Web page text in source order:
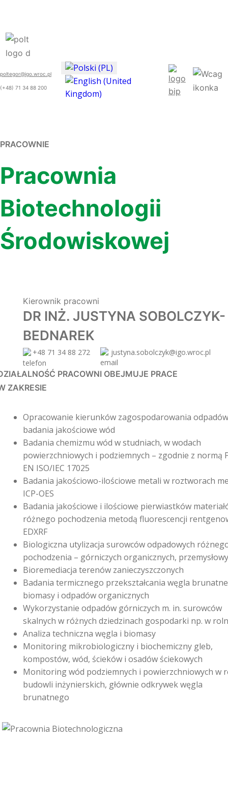
poltegor@igo.wroc.pl
(+48) 71 34 88 200
PRACOWNIE
Pracownia
Biotechnologii
Środowiskowej
Kierownik pracowni
DR INŻ. JUSTYNA SOBOLCZYK-
BEDNAREK
+48 71 34 88 272 justyna.sobolczyk@igo.wroc.pl
PRACOWNI OBEJMUJE PRACE
ZAKRESIE
Opracowanie kierunków zagospodarowania
badania jakościowe wód
Badania chemizmu wód w studniach, w wodach
powierzchniowych i podziemnych – zgodnie z normą
EN ISO/IEC 17025
Badania jakościowo-ilościowe metali w roztworach
ICP-OES
Badania jakościowe i ilościowe pierwiastków
różnego pochodzenia metodą fluorescencji
EDXRF
Biologiczna utylizacja surowców odpadowych
pochodzenia – górniczych organicznych,
Bioremediacja terenów zanieczyszczonych
Badania termicznego przekształcania węgla
biomasy i odpadów organicznych
Wykorzystanie odpadów górniczych m. in. surowców
skalnych w różnych dziedzinach gospodarki np. w
Analiza techniczna węgla i biomasy
Monitoring mikrobiologiczny i biochemiczny gleb,
kompostów, wód, ścieków i osadów ściekowych
Monitoring wód podziemnych i powierzchniowych w
budowli inżynierskich, głównie odkrywek węgla
brunatnego